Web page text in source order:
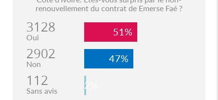
renouvellement du contrat de Emerse Faé ?
3128
Oui 51%
2902
Non 47%
112
Sans avis 2%